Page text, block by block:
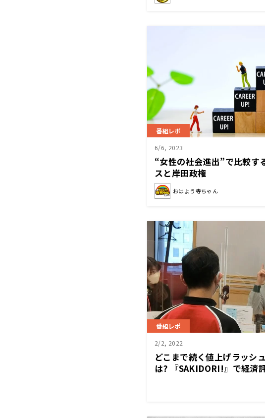
番組レポ
6/6, 2023
“女性の社会進出”で比較す
スと岸田政権
おはよう寺ちゃん
番組レポ
2/2, 2022
どこまで続く値上げラッシ
は? 『SAKIDORI!』で経済